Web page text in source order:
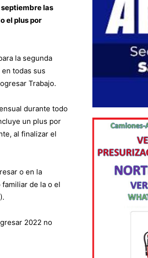
septiembre las
el plus por
la segunda
todas sus
Trabajo.
durante todo
un plus por
al finalizar el
o en la
de la o el
2022 no